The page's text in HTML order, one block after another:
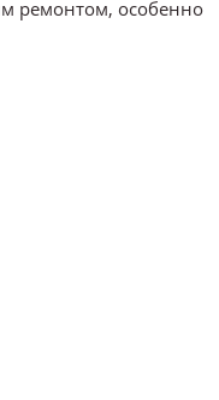
ремонтом, особенно